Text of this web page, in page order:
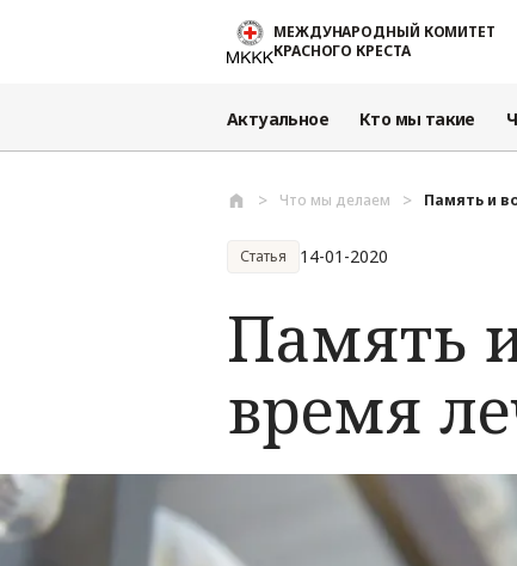
Перейти к основному содержаниюМЕЖДУНАРОДНЫЙ КОМИТЕТ
КРАСНОГО КРЕСТА
Актуальное Кто мы такие
Что мы делаем Память и
Статья 14-01-2020
Память
время